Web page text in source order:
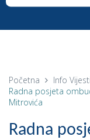
Istorija
Geografija
Početna Info Vijesti
Radna posjeta
Mitrovića
Radna